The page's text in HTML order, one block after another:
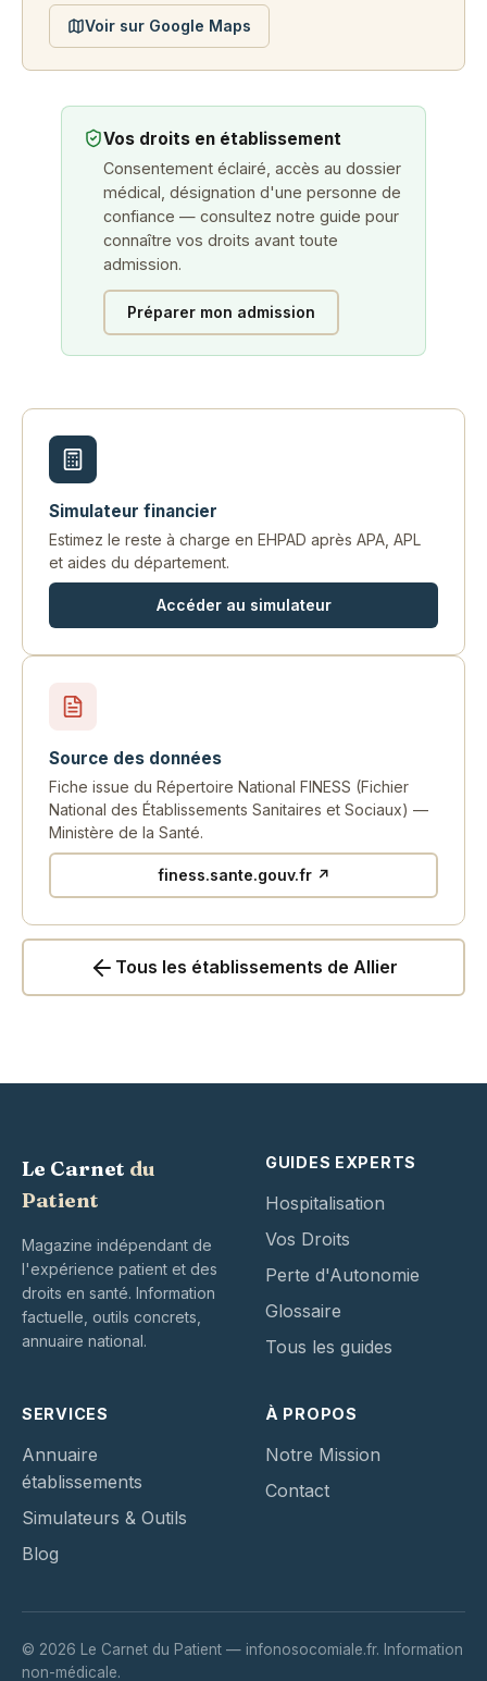
Voir sur Google Maps
Vos droits en établissement
Consentement éclairé, accès au dossier
médical, désignation d'une personne de
confiance — consultez notre guide pour
connaître vos droits avant toute
admission.
Préparer mon admission
Simulateur financier
Estimez le reste à charge en EHPAD après APA, APL
et aides du département.
Accéder au simulateur
Source des données
Fiche issue du Répertoire National FINESS (Fichier
National des Établissements Sanitaires et Sociaux) —
Ministère de la Santé.
finess.sante.gouv.fr ↗
Tous les établissements de Allier
Le Carnet du
Patient
Magazine indépendant de
l'expérience patient et des
droits en santé. Information
factuelle, outils concrets,
annuaire national.
GUIDES EXPERTS
Hospitalisation
Vos Droits
Perte d'Autonomie
Glossaire
Tous les guides
SERVICES
Annuaire
établissements
Simulateurs & Outils
Blog
À PROPOS
Notre Mission
Contact
© 2026 Le Carnet du Patient — infonosocomiale.fr. Information
non-médicale.